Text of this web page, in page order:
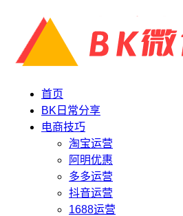
首页
BK日常分享
电商技巧
淘宝运营
阿明优惠
多多运营
抖音运营
1688运营